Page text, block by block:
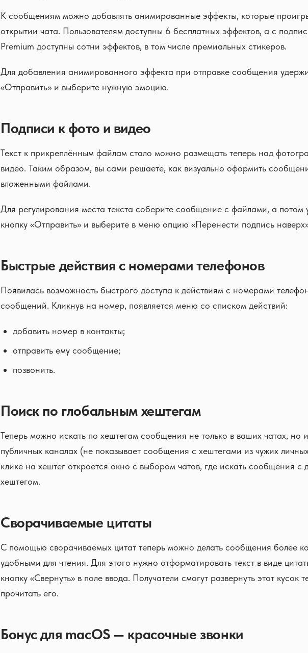
К сообщениям можно добавлять анимированные эффекты, которые
открытии чата. Пользователям доступны 6 бесплатных эффектов, а с
Premium доступны сотни эффектов, в том числе премиальных стикеров.
Для добавления анимированного эффекта при отправке сообщения
«Отправить» и выберите нужную эмоцию.
Подписи к фото и видео
Текст к прикреплённым файлам стало можно размещать теперь над
видео. Таким образом, вы сами решаете, как визуально оформить
вложенными файлами.
Для регулирования места текста соберите сообщение с файлами, а потом
кнопку «Отправить» и выберите в меню опцию «Перенести подпись
Быстрые действия с номерами телефонов
Появилась возможность быстрого доступа к действиям с номерами
сообщений. Кликнув на номер, появляется меню со списком действий:
добавить номер в контакты;
отправить ему сообщение;
позвонить.
Поиск по глобальным хештегам
Теперь можно искать по хештегам сообщения не только в ваших чатах, но
публичных каналах (не показывает сообщения с хештегами из чужих
клике на хештег откроется окно с выбором чатов, где искать сообщения с
хештегом.
Сворачиваемые цитаты
С помощью сворачиваемых цитат теперь можно делать сообщения более
удобными для чтения. Для этого нужно отформатировать текст в виде
кнопку «Свернуть» в поле ввода. Получатели смогут развернуть этот кусок
прочитать его.
Бонус для macOS — красочные звонки